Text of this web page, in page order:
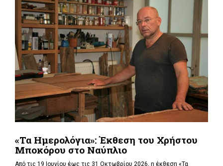
«Τα Ημερολόγια»: Έκθεση του Χρήστου
Μποκόρου στο Ναύπλιο
Από τις 19 Ιουνίου έως τις 31 Οκτωβρίου 2026, η έκθεση «Τα